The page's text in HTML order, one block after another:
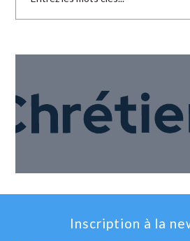
Inscription à la